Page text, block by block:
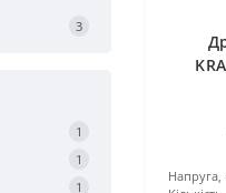
3
1
1
1
Напруга,